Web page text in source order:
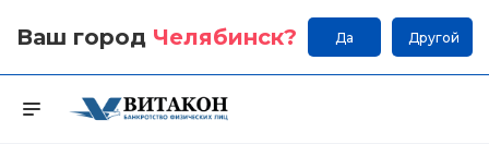
Ваш город Челябинск? Да Другой